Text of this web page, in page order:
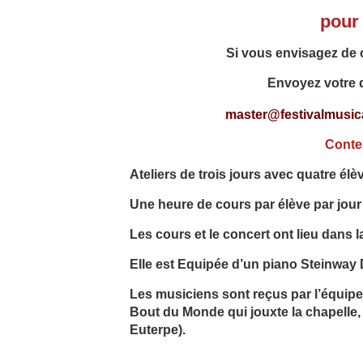
Si vous envisagez de
Envoyezvotre
Ateliers de trois jours avec quatre
Une heure de cours par élève par
Les cours et le concert ont lieu dans
Elle est Equipée d’un piano
Les musiciens sont reçus par
Bout du Monde qui jouxte la
Euterpe).